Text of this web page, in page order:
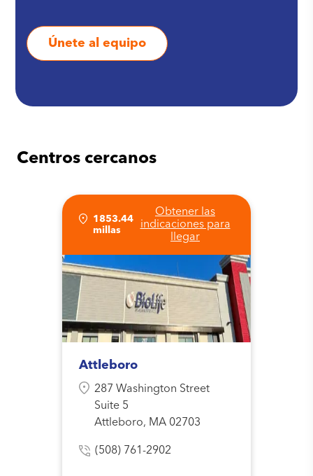
Únete al equipo
Centros cercanos
1853.44
millas
Obtener las
indicaciones para
llegar
Attleboro
287 Washington Street
Suite 5
Attleboro, MA 02703
(508) 761-2902